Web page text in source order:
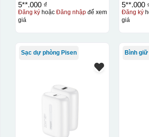
In Decal
IN Decal lên GỐM SỨ
Bước 1: Tạo khuôn in để tạo ra
Để tạo ra
thước logo được căn chỉnh theo sản
5**.000 ₫
Đăng kýhoặc Đăng nhậpđể xem
giá
5**.000
Đăng ký
giá
Sạc dự phòng Pisen